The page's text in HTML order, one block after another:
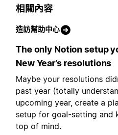
相關內容
造訪幫助中心
The only Notion setup
New Year’s resolutions
Maybe your resolutions
past year (totally
upcoming year, create a
setup for goal-setting and
top of mind.